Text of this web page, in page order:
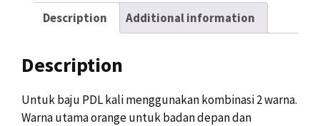
Description Additional information
Description
Untuk baju PDL kali menggunakan kombinasi 2 warna.
Warna utama orange untuk badan depan dan